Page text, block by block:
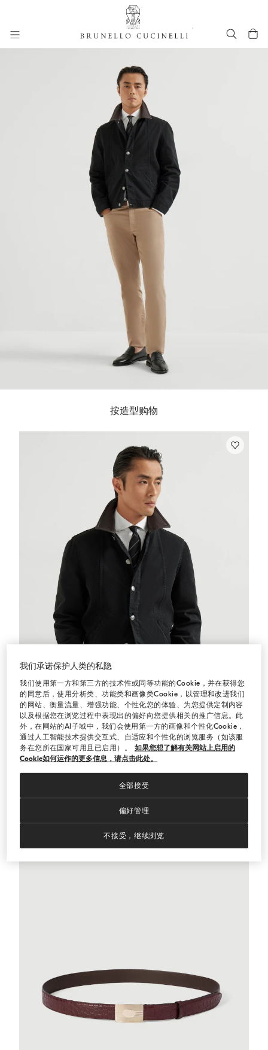
261MOUTFIT14
按造型购物
后染牛仔短夹克 黑色
后染牛仔短夹克
¥27,100.00
我们承诺保护人类的私隐
我们使用第一方和第三方的技术性或同等功能的Cookie，并在获得您
的同意后，使用分析类、功能类和画像类Cookie，以管理和改进我们
的网站、衡量流量、增强功能、个性化您的体验、为您提供定制内容
以及根据您在浏览过程中表现出的偏好向您提供相关的推广信息。此
外，在网站的AI子域中，我们会使用第一方的画像和个性化Cookie，
通过人工智能技术提供交互式、自适应和个性化的浏览服务（如该服
务在您所在国家可用且已启用）。
如果您想了解有关网站上启用的
Cookie如何运作的更多信息，请点击此处。
偏好管理
不接受，继续浏览
全部接受